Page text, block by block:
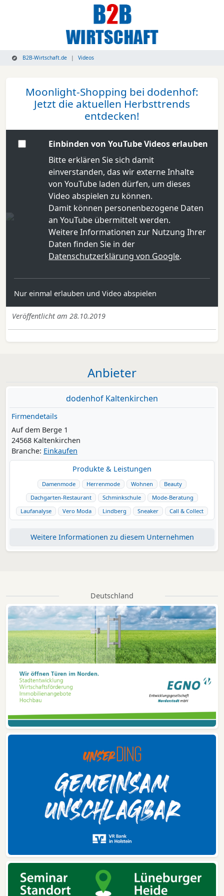
B2B-Wirtschaft.de Videos
Moonlight-Shopping bei dodenhof:
Jetzt die aktuellen Herbsttrends
entdecken!
Einbinden von YouTube Videos erlauben
Bitte erklären Sie sich damit
einverstanden, das wir externe Inhalte
von YouTube laden dürfen, um dieses
Video abspielen zu können.
Damit können personenbezogene Daten
an YouTube übermittelt werden.
Weitere Informationen zur Nutzung Ihrer
Daten finden Sie in der
Datenschutzerklärung von Google.
Nur einmal erlauben und Video abspielen
Veröffentlicht am 28.10.2019
Anbieter
dodenhof Kaltenkirchen
Firmendetails
Auf dem Berge 1
24568 Kaltenkirchen
Branche: Einkaufen
Produkte & Leistungen
Damenmode Herrenmode Wohnen
Beauty
Dachgarten-Restaurant
Schminkschule
Mode-Beratung
Laufanalyse
Vero Moda Lindberg Sneaker Call & Collect
Weitere Informationen zu diesem Unternehmen
Deutschland